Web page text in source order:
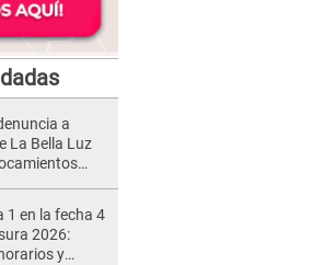
a
La Bella Luz
1 en la fecha 4
2026:
y